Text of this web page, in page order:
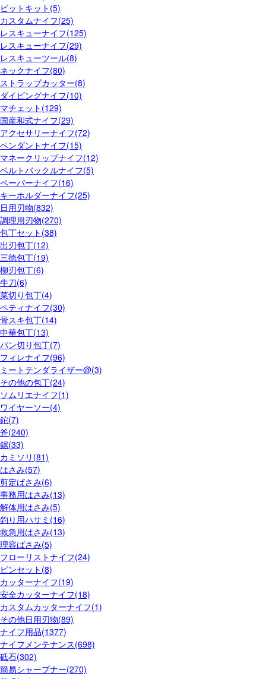
ビットキット(5)
カスタムナイフ(25)
レスキューナイフ(125)
レスキューナイフ(29)
レスキューツール(8)
ネックナイフ(80)
ストラップカッター(8)
ダイビングナイフ(10)
マチェット(129)
国産和式ナイフ(29)
アクセサリーナイフ(72)
ペンダントナイフ(15)
マネークリップナイフ(12)
ベルトバックルナイフ(5)
ペーパーナイフ(16)
キーホルダーナイフ(25)
日用刃物(832)
調理用刃物(270)
包丁セット(38)
出刃包丁(12)
三徳包丁(19)
柳刃包丁(6)
牛刀(6)
菜切り包丁(4)
ペティナイフ(30)
骨スキ包丁(14)
中華包丁(13)
パン切り包丁(7)
フィレナイフ(96)
ミートテンダライザー@(3)
その他の包丁(24)
ソムリエナイフ(1)
ワイヤーソー(4)
鉈(7)
斧(240)
鋸(33)
カミソリ(81)
はさみ(57)
剪定ばさみ(6)
事務用はさみ(13)
解体用はさみ(5)
釣り用ハサミ(16)
救急用はさみ(13)
理容ばさみ(5)
フローリストナイフ(24)
ピンセット(8)
カッターナイフ(19)
安全カッターナイフ(18)
カスタムカッターナイフ(1)
その他日用刃物(89)
ナイフ用品(1377)
ナイフメンテナンス(698)
砥石(302)
簡易シャープナー(270)